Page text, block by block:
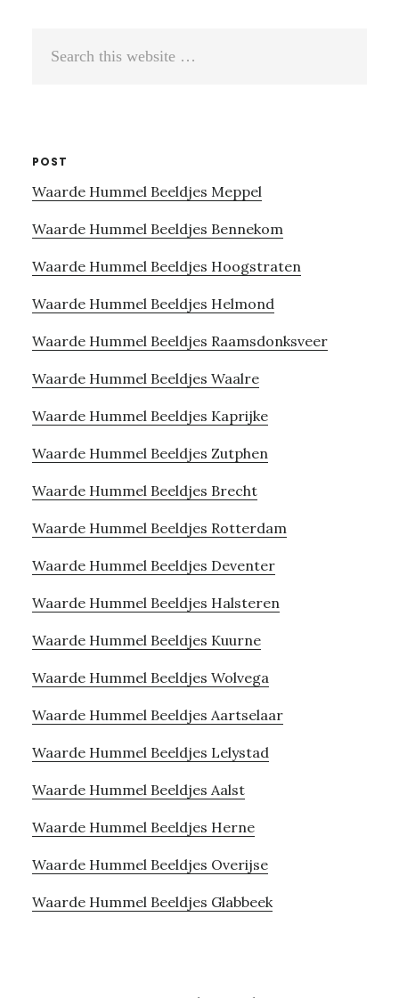
POST
Waarde Hummel Beeldjes Meppel
Waarde Hummel Beeldjes Bennekom
Waarde Hummel Beeldjes Hoogstraten
Waarde Hummel Beeldjes Helmond
Waarde Hummel Beeldjes Raamsdonksveer
Waarde Hummel Beeldjes Waalre
Waarde Hummel Beeldjes Kaprijke
Waarde Hummel Beeldjes Zutphen
Waarde Hummel Beeldjes Brecht
Waarde Hummel Beeldjes Rotterdam
Waarde Hummel Beeldjes Deventer
Waarde Hummel Beeldjes Halsteren
Waarde Hummel Beeldjes Kuurne
Waarde Hummel Beeldjes Wolvega
Waarde Hummel Beeldjes Aartselaar
Waarde Hummel Beeldjes Lelystad
Waarde Hummel Beeldjes Aalst
Waarde Hummel Beeldjes Herne
Waarde Hummel Beeldjes Overijse
Waarde Hummel Beeldjes Glabbeek